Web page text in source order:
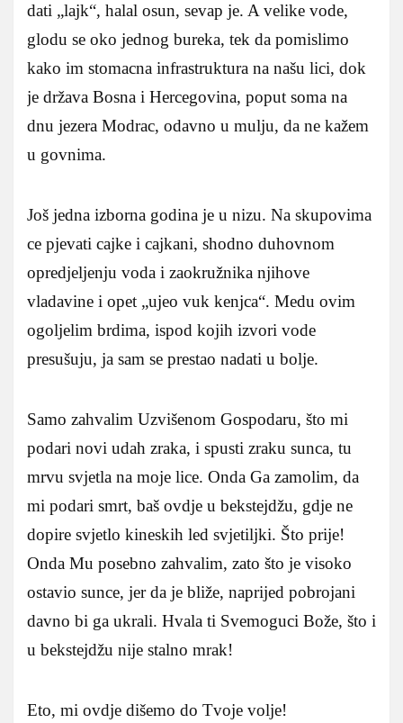
dati „lajk“, halal osun, sevap je. A velike vode,
glodu se oko jednog bureka, tek da pomislimo
kako im stomacna infrastruktura na našu lici, dok
je država Bosna i Hercegovina, poput soma na
dnu jezera Modrac, odavno u mulju, da ne kažem
u govnima.
Još jedna izborna godina je u nizu. Na skupovima
ce pjevati cajke i cajkani, shodno duhovnom
opredjeljenju voda i zaokružnika njihove
vladavine i opet „ujeo vuk kenjca“. Medu ovim
ogoljelim brdima, ispod kojih izvori vode
presušuju, ja sam se prestao nadati u bolje.
Samo zahvalim Uzvišenom Gospodaru, što mi
podari novi udah zraka, i spusti zraku sunca, tu
mrvu svjetla na moje lice. Onda Ga zamolim, da
mi podari smrt, baš ovdje u bekstejdžu, gdje ne
dopire svjetlo kineskih led svjetiljki. Što prije!
Onda Mu posebno zahvalim, zato što je visoko
ostavio sunce, jer da je bliže, naprijed pobrojani
davno bi ga ukrali. Hvala ti Svemoguci Bože, što i
u bekstejdžu nije stalno mrak!
Eto, mi ovdje dišemo do Tvoje volje!